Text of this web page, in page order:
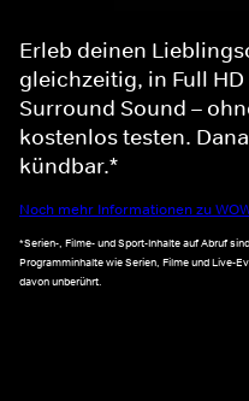
Erleb deinen
gleichzeitig, in Full
Surround Sound –
kostenlos testen.
kündbar.*
Noch mehr Informationen zu
*Serien-, Filme- und Sport-Inhalte auf Abruf
Programminhalte wie Serien, Filme und Live-
davon unberührt.